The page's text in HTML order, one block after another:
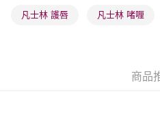
凡士林 護唇 凡士林 啫喱
商品